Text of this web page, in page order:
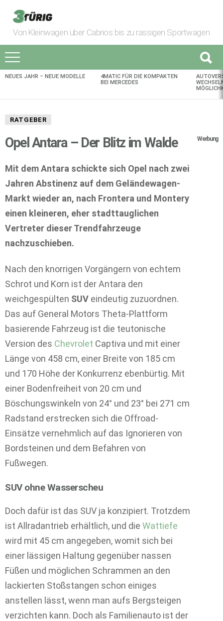
Von Kleinwagen über Cabrios bis zu rassigen Sportwagen
AKTUELLES
NEUES JAHR – NEUE MODELLE
4MATIC FÜR DIE KOMPAKTEN
BEI MERCEDES
RATGEBER
Opel Antara – Der Blitz im Walde Werbung
Mit dem Antara schickte sich Opel nach zwei
Jahren Abstinenz auf dem Geländewagen-
Markt wieder an, nach Frontera und Montery
einen kleineren, eher stadttauglichen
Vertreter dieser Trendfahrzeuge
nachzuschieben.
Nach den knorrigen Vorgängern von echtem
Schrot und Korn ist der Antara den
weichgespülten SUV eindeutig zuzuordnen.
Das auf General Motors Theta-Plattform
basierende Fahrzeug ist die teutonische
Version des Chevrolet Captiva und mit einer
Länge von 458 cm, einer Breite von 185 cm
und 170 Höhe der Konkurrenz ebenbürtig. Mit
einer Bodenfreiheit von 20 cm und
Böschungswinkeln von 24° und 23° bei 271 cm
Radstand erstrecken sich die Offroad-
Einsätze vernehmlich auf das Ignorieren von
Bordsteinen und dem Befahren von
Fußwegen.
SUV ohne Wasserscheu
Doch dafür ist das SUV ja konzipiert. Trotzdem
ist Allradantrieb erhältlich, und die Wattiefe
wird mit 45 cm angegeben, womit sich bei
einer lässigen Haltung gegenüber nassen
Füßen und möglichen Schrammen an den
lackierten Stoßstangen schon einiges
anstellen lässt, wenn man aufs Bergsteigen
verzichten kann. Doch als Familienauto ist der